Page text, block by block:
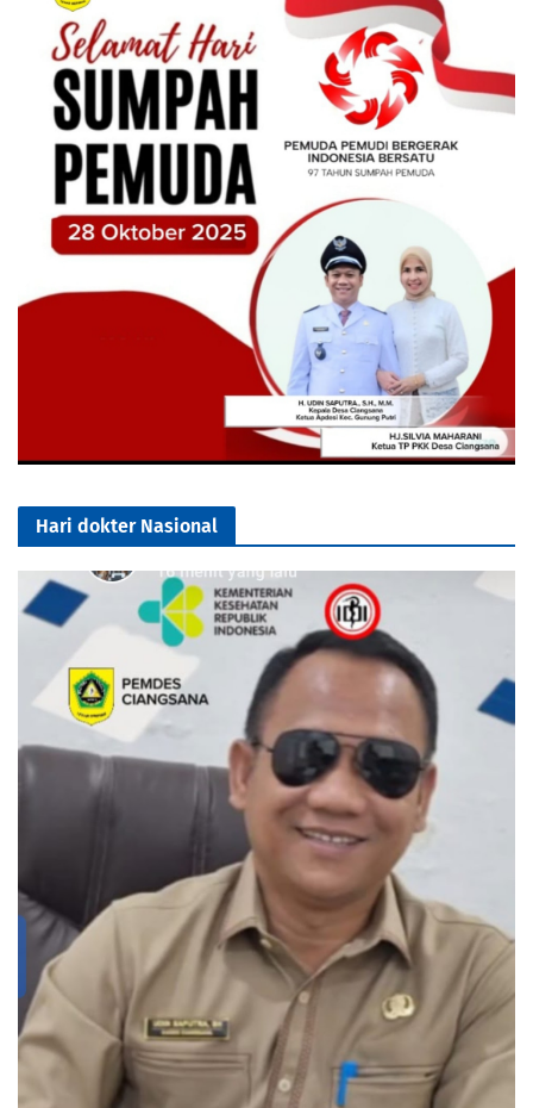
Hari dokter Nasional